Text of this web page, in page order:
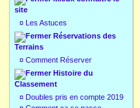
site
¤ Les Astuces
Réservations des
Terrains
¤ Comment Réserver
Histoire du
Classement
¤ Doubles pris en compte 2019